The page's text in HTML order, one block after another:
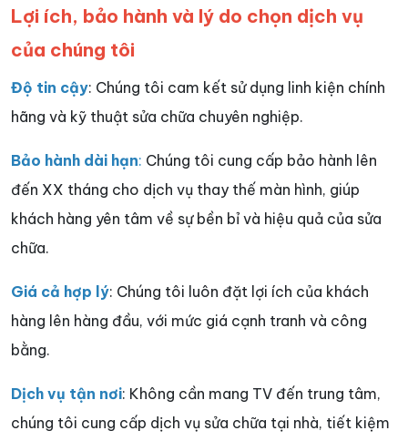
Lợi ích, bảo hành và lý do chọn dịch vụ
của chúng tôi
Độ tin cậy: Chúng tôi cam kết sử dụng linh kiện chính
hãng và kỹ thuật sửa chữa chuyên nghiệp.
Bảo hành dài hạn: Chúng tôi cung cấp bảo hành lên
đến XX tháng cho dịch vụ thay thế màn hình, giúp
khách hàng yên tâm về sự bền bỉ và hiệu quả của sửa
chữa.
Giá cả hợp lý: Chúng tôi luôn đặt lợi ích của khách
hàng lên hàng đầu, với mức giá cạnh tranh và công
bằng.
Dịch vụ tận nơi: Không cần mang TV đến trung tâm,
chúng tôi cung cấp dịch vụ sửa chữa tại nhà, tiết kiệm